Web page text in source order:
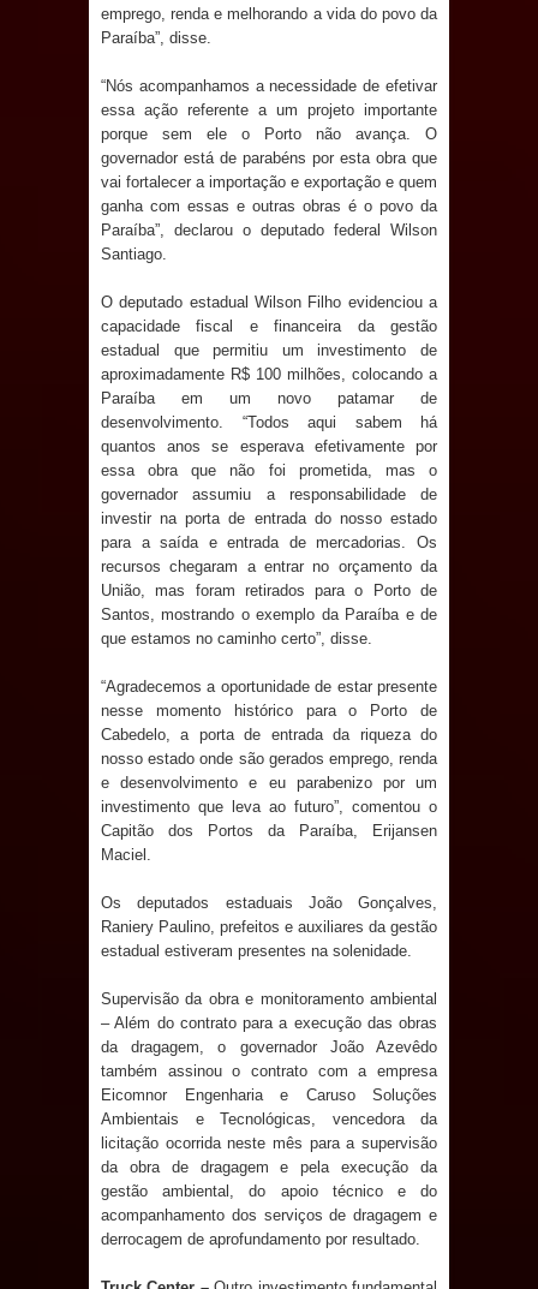
MULUNGU: Servidora revela
Perseguição na Gestão de Daniella
Ribeiro e prática repudiável revolta
população
Caldas Brandão: IPMCB responde
parcelamentos são referentes a
débitos históricos
emprego, renda e melhorando a vida do povo da
Paraíba”, disse.
“Nós acompanhamos a necessidade de efetivar
essa ação referente a um projeto importante
porque sem ele o Porto não avança. O
governador está de parabéns por esta obra que
vai fortalecer a importação e exportação e quem
ganha com essas e outras obras é o povo da
Paraíba”, declarou o deputado federal Wilson
Santiago.
O deputado estadual Wilson Filho evidenciou a
capacidade fiscal e financeira da gestão
estadual que permitiu um investimento de
aproximadamente R$ 100 milhões, colocando a
Paraíba em um novo patamar de
desenvolvimento. “Todos aqui sabem há
quantos anos se esperava efetivamente por
essa obra que não foi prometida, mas o
governador assumiu a responsabilidade de
investir na porta de entrada do nosso estado
para a saída e entrada de mercadorias. Os
recursos chegaram a entrar no orçamento da
União, mas foram retirados para o Porto de
Santos, mostrando o exemplo da Paraíba e de
que estamos no caminho certo”, disse.
“Agradecemos a oportunidade de estar presente
nesse momento histórico para o Porto de
Cabedelo, a porta de entrada da riqueza do
nosso estado onde são gerados emprego, renda
e desenvolvimento e eu parabenizo por um
investimento que leva ao futuro”, comentou o
Capitão dos Portos da Paraíba, Erijansen
Maciel.
Os deputados estaduais João Gonçalves,
Raniery Paulino, prefeitos e auxiliares da gestão
estadual estiveram presentes na solenidade.
Supervisão da obra e monitoramento ambiental
– Além do contrato para a execução das obras
da dragagem, o governador João Azevêdo
também assinou o contrato com a empresa
Eicomnor Engenharia e Caruso Soluções
Ambientais e Tecnológicas, vencedora da
licitação ocorrida neste mês para a supervisão
da obra de dragagem e pela execução da
gestão ambiental, do apoio técnico e do
acompanhamento dos serviços de dragagem e
derrocagem de aprofundamento por resultado.